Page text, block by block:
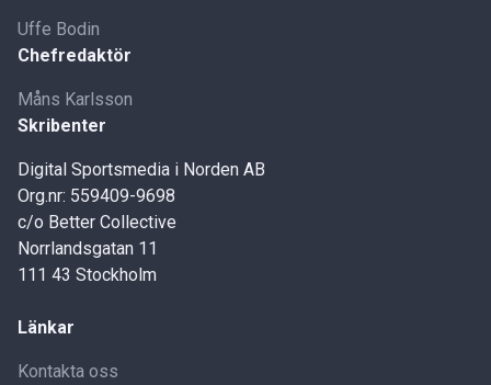
Uffe Bodin
Chefredaktör
Måns Karlsson
Skribenter
Digital Sportsmedia i Norden AB
Org.nr: 559409-9698
c/o Better Collective
Norrlandsgatan 11
111 43 Stockholm
Länkar
Kontakta oss